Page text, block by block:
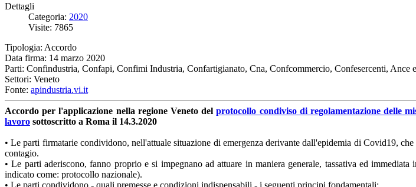
Dettagli
Categoria: 2020
Visite: 7865
Tipologia: Accordo
Data firma: 14 marzo 2020
Parti: Confindustria, Confapi, Confimi Industria, Confartigianato, Cna, Confcommercio, Confesercenti,
Settori: Veneto
Fonte: apindustria.vi.it
Accordo per l'applicazione nella regione Veneto delprotocollo condiviso di regolamentazione delle
lavoro sottoscritto a Roma il 14.3.2020
• Le parti firmatarie condividono, nell'attuale situazione di emergenza derivante dall'epidemia di Covid19,
contagio.
• Le parti aderiscono, fanno proprio e si impegnano ad attuare in maniera generale, tassativa ed
indicato come: protocollo nazionale).
• Le parti condividono - quali premesse e condizioni indispensabili - i seguenti principi fondamentali: